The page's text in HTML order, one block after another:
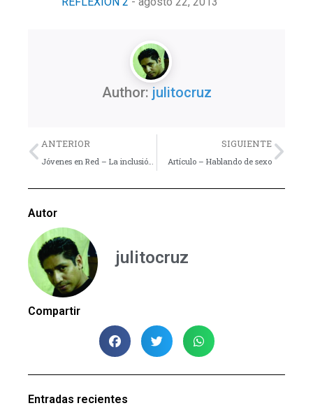
Author: julitocruz
Previo
ANTERIOR
Jóvenes en Red – La inclusión juvenil
SIGUIENTE
Artículo – Hablando de sexo
Autor
julitocruz
Compartir
Entradas recientes